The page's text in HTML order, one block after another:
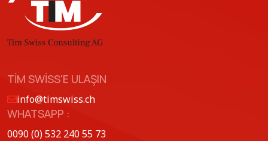
TIM SWISS'E ULAŞIN
info@timswiss.ch
WHATSAPP :
0090 (0) 532 240 55 73